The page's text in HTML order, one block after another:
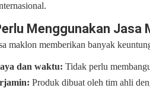
Menggunakan Jasa
maklon memberikan banyak
dan waktu: Tidak perlu
Produk dibuat oleh tim ahli